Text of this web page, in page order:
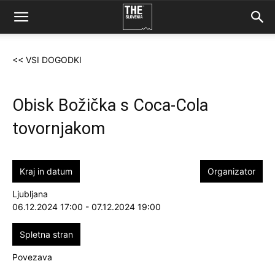
<< VSI DOGODKI
Obisk Božička s Coca-Cola
tovornjakom
Kraj in datum
Ljubljana
06.12.2024 17:00 - 07.12.2024 19:00
Organizator
Spletna stran
Povezava